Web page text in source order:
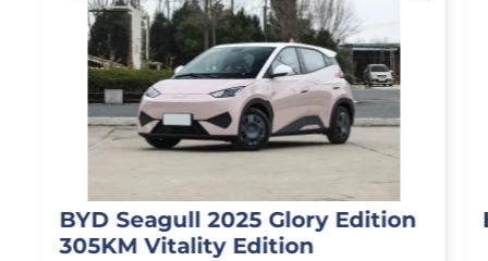
BYD Seagull 2025 Glory Edition
305KM Vitality Edition